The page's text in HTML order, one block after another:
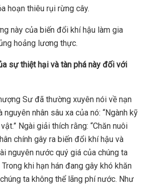
hoạn thiêu rụi rừng cây.
này của biến đổi khí hậu làm gia
hoảng lương thực.
sự thiệt hại và tàn phá này đối với
Sư đã thường xuyên nói về nạn
nguyên nhân sâu xa của nó: “Ngành kỹ
Ngài giải thích rằng: “Chăn nuôi
chính gây ra biến đổi khí hậu và
nguyên nước quý giá của chúng ta
khi hạn hán đang gây khó khăn
ta không thể lãng phí nước. Như